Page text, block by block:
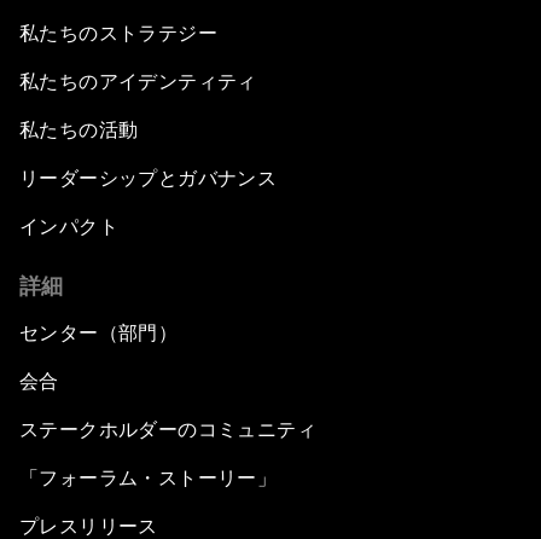
私たちのストラテジー
私たちのアイデンティティ
私たちの活動
リーダーシップとガバナンス
インパクト
詳細
センター（部門）
会合
ステークホルダーのコミュニティ
「フォーラム・ストーリー」
プレスリリース